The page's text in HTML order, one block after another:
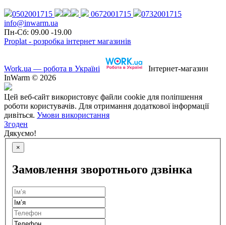
0502001715 0672001715
0732001715
info@inwarm.ua
Пн-Сб: 09.00 -19.00
Proplat - розробка інтернет магазинів
Work.ua — робота в Україні
Інтернет-магазин
InWarm © 2026
Цей веб-сайт використовує файли cookie для поліпшення
роботи користувачів. Для отримання додаткової інформації
дивіться. Умови використання
Згоден
Дякуємо!
×
Замовлення зворотнього дзвінка